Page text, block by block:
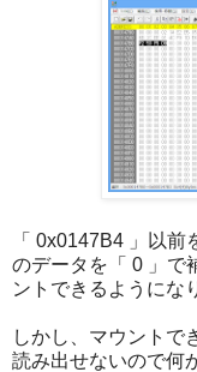
「 0x0147B4 」以
のデータを「 0 」で
ントできるようにな
しかし、マウントで
読み出せないので何